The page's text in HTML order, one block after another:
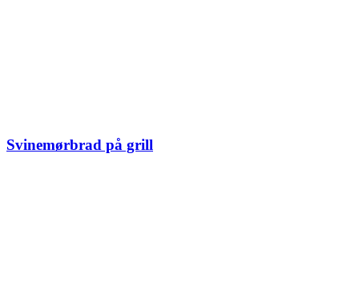
Svinemørbrad på grill